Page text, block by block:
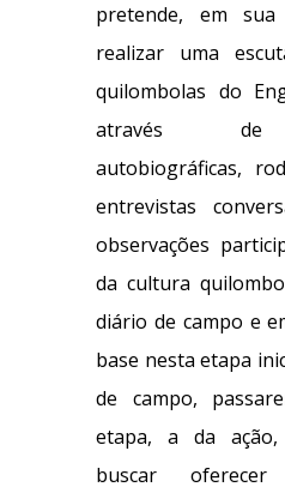
pretende, em
realizar uma
quilombolas do
através de
autobiográficas,
entrevistas
observações
da cultura
diário de campo e
base nesta etapa
de campo,
etapa, a da
buscar